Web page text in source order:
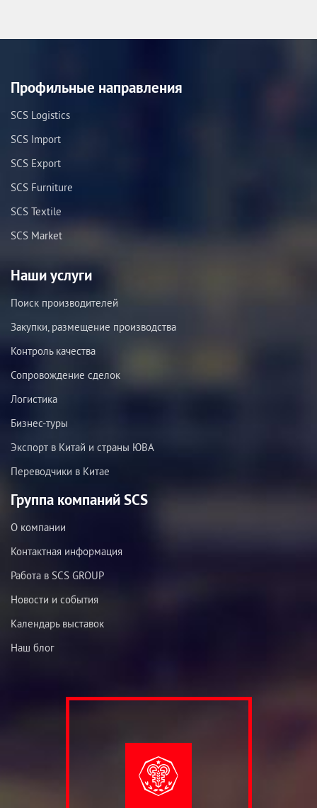
Профильные направления
SCS Logistics
SCS Import
SCS Export
SCS Furniture
SCS Textile
SCS Market
Наши услуги
Поиск производителей
Закупки, размещение производства
Контроль качества
Сопровождение сделок
Логистика
Бизнес-туры
Экспорт в Китай и страны ЮВА
Переводчики в Китае
Группа компаний SCS
О компании
Контактная информация
Работа в SCS GROUP
Новости и события
Календарь выставок
Наш блог